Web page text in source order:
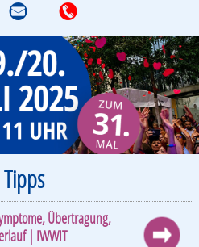
M T
Übertragung,
| IWWIT